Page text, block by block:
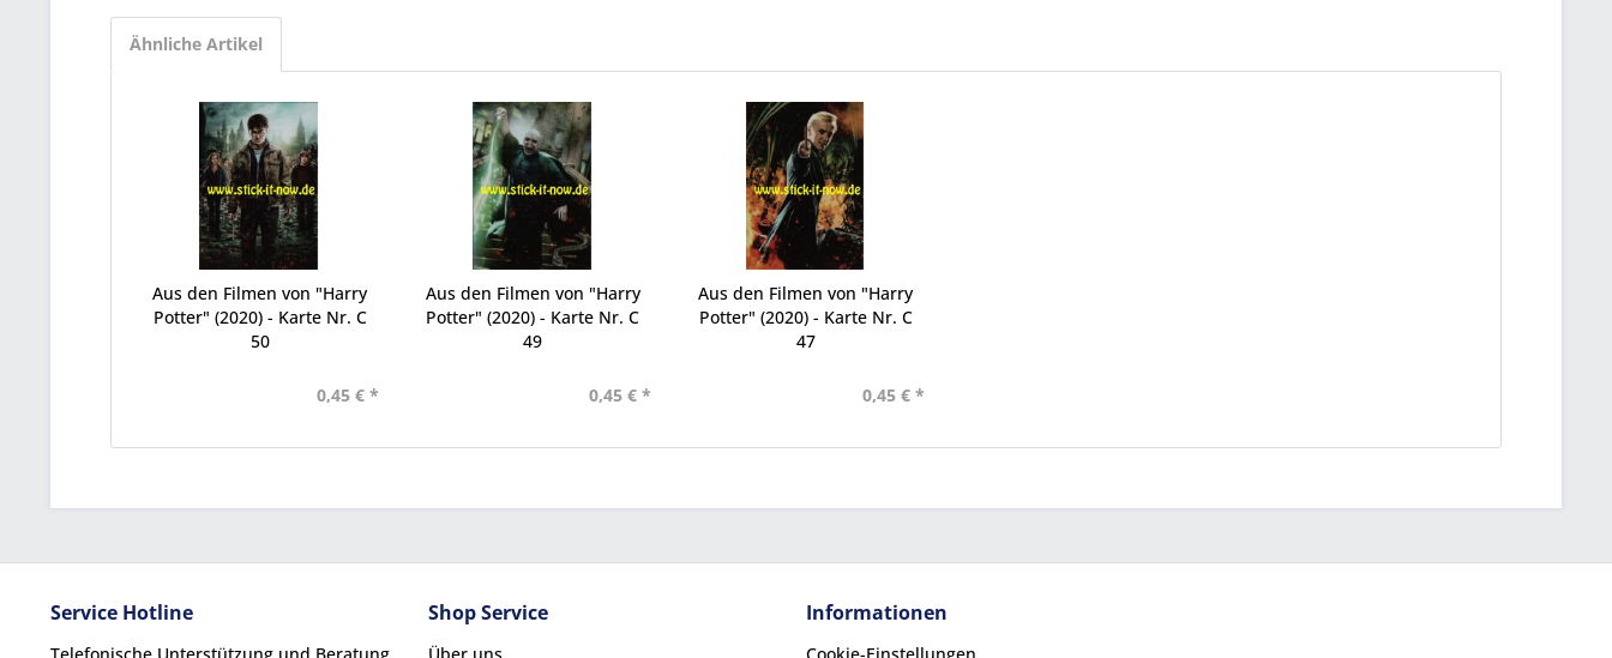
Ähnliche Artikel
Aus den Filmen von "Harry
Potter" (2020) - Karte Nr. C
50
0,45 € *
Aus den Filmen von "Harry
Potter" (2020) - Karte Nr. C
49
0,45 € *
Aus den Filmen von "Harry
Potter" (2020) - Karte Nr. C
47
0,45 € *
Service Hotline Shop Service Informationen